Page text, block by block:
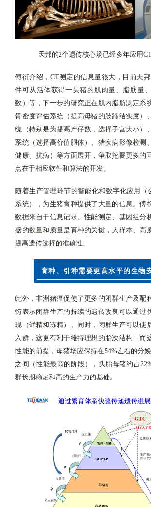
天邦的2个遗传核心场已经多年应用
傅衍介绍，CT测定的信息量很大，目前天
件可从活体获得一头猪的肌肉量、脂肪量
数）等，下一步的研究正在肌内脂肪测定系
骨密度评估系统（提高母猪的肢蹄结实度）
统（特别是为提高产仔数，选择子宫大小）
系统（选择高价值胴体）、猪疾病影像检测
健康、抗病）等方面展开，争取挖掘更多的
点在于相应软件和算法的开发。
随着生产管理环节的智能化和数字化应用（
系统），为生猪育种提供了大量的信息。傅
数据来自于信息记录、性能测定、基因组分
据的数量和质量是育种的关键，大样本、高
提高遗传选择的准确性。
育种、引种需要更高水平的生物
此外，非洲猪瘟促使了更多的闭群生产及配
衍表示闭群生产的持续的遗传改良可以通过
现（鲜精和冻精）。同时，闭群生产可以使
入群，这更有利于维持理想的胎次结构，而
性能的前提，母猪场应保持在54%左右的分
之间（性能最高的阶段），头胎母猪约占
群长期稳定和高的生产力的基础。